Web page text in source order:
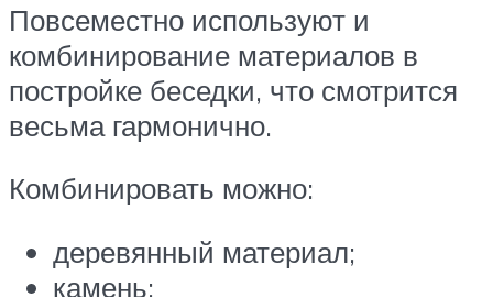
Повсеместно используют и
комбинирование материалов в
постройке беседки, что смотрится
весьма гармонично.
Комбинировать можно:
деревянный материал;
камень;